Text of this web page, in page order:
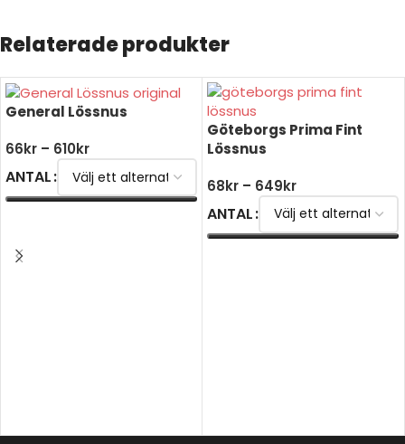
Relaterade produkter
General Lössnus
66kr – 610kr
ANTAL
Göteborgs Prima Fint
Lössnus
68kr – 649kr
ANTAL